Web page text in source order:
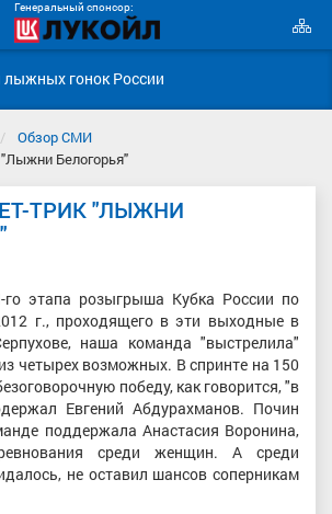
Генеральный спонсор:
гонок России
Обзор СМИ
Белогорья"
ТРИК "ЛЫЖНИ
этапа розыгрыша Кубка России по
г., проходящего в эти выходные в
наша команда "выстрелила"
четырех возможных. В спринте на 150
победу, как говорится, "в
Евгений Абдурахманов. Почин
поддержала Анастасия Воронина,
среди женщин. А среди
не оставил шансов соперникам